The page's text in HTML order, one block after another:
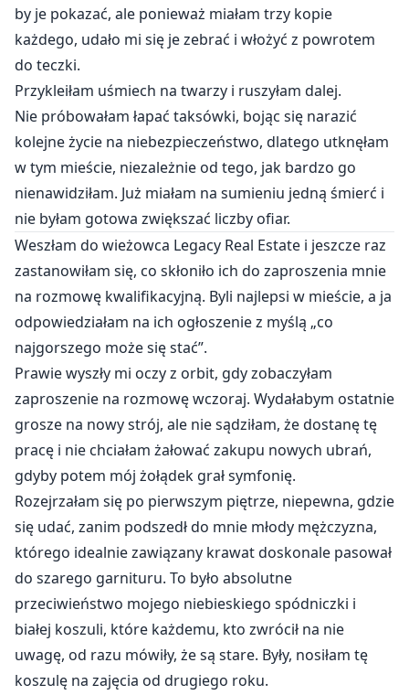
by je pokazać, ale ponieważ miałam trzy kopie
każdego, udało mi się je zebrać i włożyć z powrotem
do teczki.
Przykleiłam uśmiech na twarzy i ruszyłam dalej.
Nie próbowałam łapać taksówki, bojąc się narazić
kolejne życie na niebezpieczeństwo, dlatego utknęłam
w tym mieście, niezależnie od tego, jak bardzo go
nienawidziłam. Już miałam na sumieniu jedną śmierć i
nie byłam gotowa zwiększać liczby ofiar.
Weszłam do wieżowca Legacy Real Estate i jeszcze raz
zastanowiłam się, co skłoniło ich do zaproszenia mnie
na rozmowę kwalifikacyjną. Byli najlepsi w mieście, a ja
odpowiedziałam na ich ogłoszenie z myślą „co
najgorszego może się stać”.
Prawie wyszły mi oczy z orbit, gdy zobaczyłam
zaproszenie na rozmowę wczoraj. Wydałabym ostatnie
grosze na nowy strój, ale nie sądziłam, że dostanę tę
pracę i nie chciałam żałować zakupu nowych ubrań,
gdyby potem mój żołądek grał symfonię.
Rozejrzałam się po pierwszym piętrze, niepewna, gdzie
się udać, zanim podszedł do mnie młody mężczyzna,
którego idealnie zawiązany krawat doskonale pasował
do szarego garnituru. To było absolutne
przeciwieństwo mojego niebieskiego spódniczki i
białej koszuli, które każdemu, kto zwrócił na nie
uwagę, od razu mówiły, że są stare. Były, nosiłam tę
koszulę na zajęcia od drugiego roku.